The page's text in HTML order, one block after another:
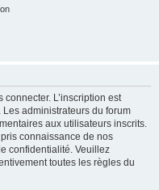
L’inscription est
administrateurs du forum
aux utilisateurs inscrits.
connaissance de nos
confidentialité. Veuillez
toutes les règles du